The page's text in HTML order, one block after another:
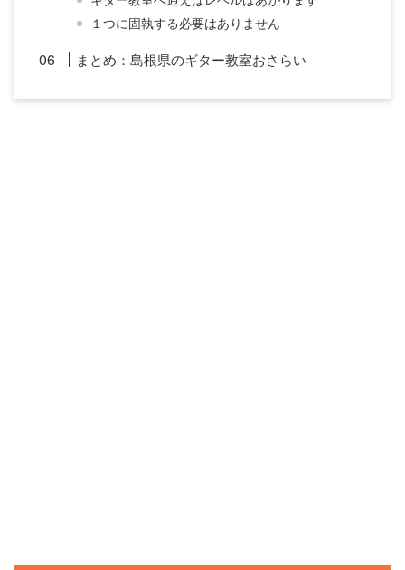
１つに固執する必要はありません
まとめ：島根県のギター教室おさらい